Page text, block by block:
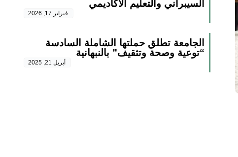
السيبراني والتعليم الأكاديمي
فبراير 17, 2026
الجامعة تطلق حملتها الشاملة السادسة
“توعية وصحة وتثقيف” بالنبهانية
أبريل 21, 2025